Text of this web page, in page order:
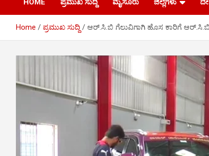
HOME ಪ್ರಮುಖ ಸುದ್ದಿ ಮೈಸೂರು ಜಿಲ್ಲೆಗಳು
Home ಪ್ರಮುಖ ಸುದ್ದಿ ಆರ್.ಸಿ.ಬಿ ಗೆಲುವಿಗಾಗಿ ಹೊಸ ಕಾರಿಗೆ